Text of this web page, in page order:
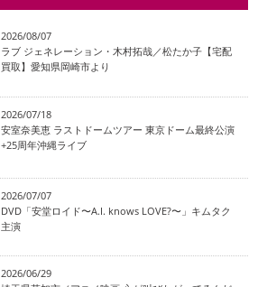
2026/08/07
ラブ ジェネレーション・木村拓哉／松たか子【宅配
買取】愛知県岡崎市より
2026/07/18
安室奈美恵 ラストドームツアー 東京ドーム最終公演
+25周年沖縄ライブ
2026/07/07
DVD「安堂ロイド〜A.I. knows LOVE?〜」キムタク
主演
2026/06/29